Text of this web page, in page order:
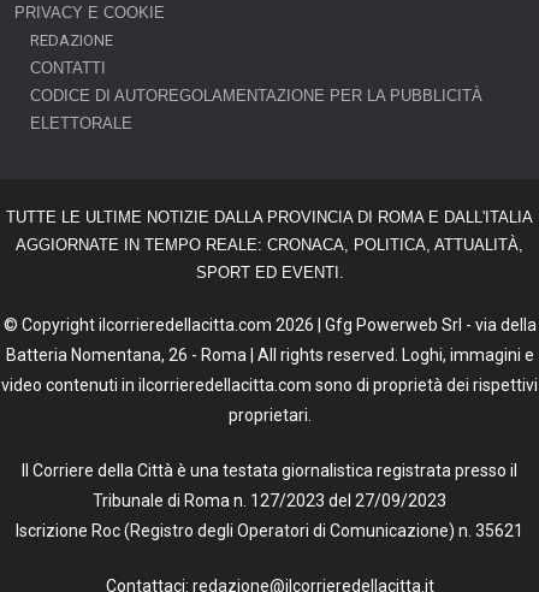
PRIVACY E COOKIE
REDAZIONE
CONTATTI
CODICE DI AUTOREGOLAMENTAZIONE PER LA PUBBLICITÀ
ELETTORALE
TUTTE LE ULTIME NOTIZIE DALLA PROVINCIA DI ROMA E DALL'ITALIA
AGGIORNATE IN TEMPO REALE: CRONACA, POLITICA, ATTUALITÀ,
SPORT ED EVENTI.
© Copyright ilcorrieredellacitta.com 2026 | Gfg Powerweb Srl - via della
Batteria Nomentana, 26 - Roma | All rights reserved. Loghi, immagini e
video contenuti in ilcorrieredellacitta.com sono di proprietà dei rispettivi
proprietari.
Il Corriere della Città è una testata giornalistica registrata presso il
Tribunale di Roma n. 127/2023 del 27/09/2023
Iscrizione Roc (Registro degli Operatori di Comunicazione) n. 35621
Contattaci: redazione@ilcorrieredellacitta.it